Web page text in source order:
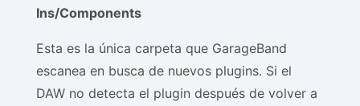
Ins/Components
Esta es la única carpeta que GarageBand
escanea en busca de nuevos plugins. Si el
DAW no detecta el plugin después de volver a